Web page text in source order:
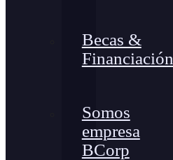
Becas &
Financiación
Somos
empresa
BCorp